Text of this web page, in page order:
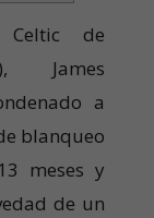
de
James
a
blanqueo
meses y
de un